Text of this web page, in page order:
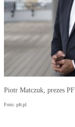
Piotr Matczuk, prezes
Foto: pfr.pl